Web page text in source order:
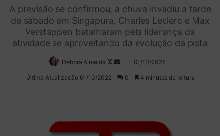
A previsão se confirmou, a chuva invadiu a tarde
de sábado em Singapura. Charles Leclerc e Max
Verstappen batalharam pela liderança da
atividade se aproveitando da evolução da pista
Debora Almeida
Follow
on
Mande
um
01/10/2022
Última Atualização 01/10/2022 0 4 minutos de leitura